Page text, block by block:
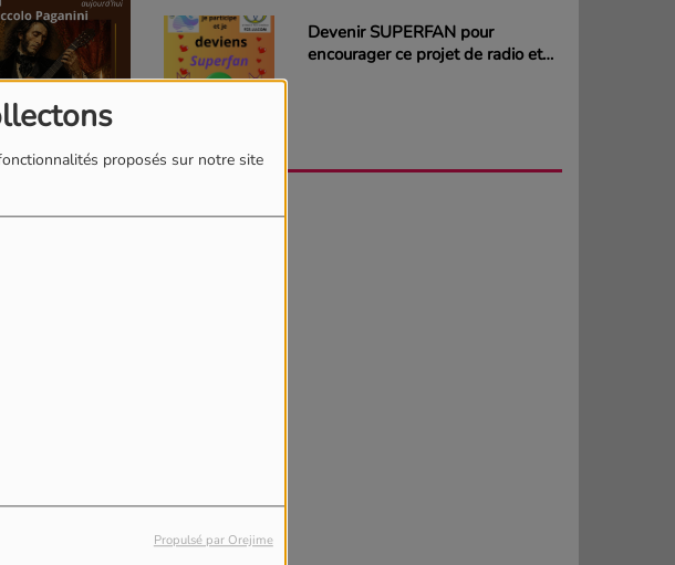
proposés sur notre site
Propulsé par Orejime
Devenir SUPERFAN pour
encourager ce projet de radio et
AGENDA